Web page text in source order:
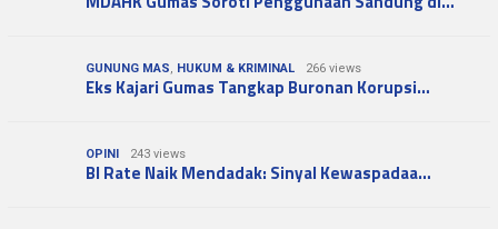
GUNUNG MAS, HUKUM & KRIMINAL 266 views
Eks Kajari Gumas Tangkap Buronan Korupsi…
OPINI 243 views
BI Rate Naik Mendadak: Sinyal Kewaspadaa…